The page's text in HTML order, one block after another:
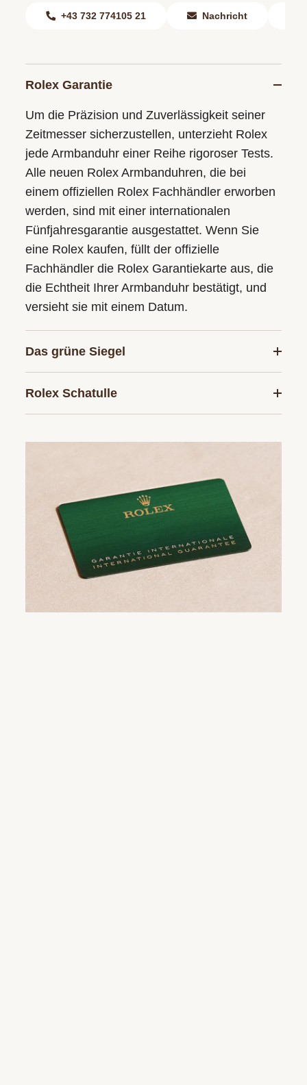
+43 732 774105 21 Nachricht
Rolex Garantie
Um die Präzision und Zuverlässigkeit seiner
Zeitmesser sicherzustellen, unterzieht Rolex
jede Armbanduhr einer Reihe rigoroser Tests.
Alle neuen Rolex Armbanduhren, die bei
einem offiziellen Rolex Fachhändler erworben
werden, sind mit einer internationalen
Fünfjahresgarantie ausgestattet. Wenn Sie
eine Rolex kaufen, füllt der offizielle
Fachhändler die Rolex Garantiekarte aus, die
die Echtheit Ihrer Armbanduhr bestätigt, und
versieht sie mit einem Datum.
Das grüne Siegel
Rolex Schatulle